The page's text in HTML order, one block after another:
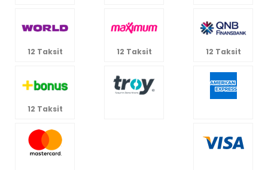
12 Taksit 12 Taksit 12 Taksit
12 Taksit